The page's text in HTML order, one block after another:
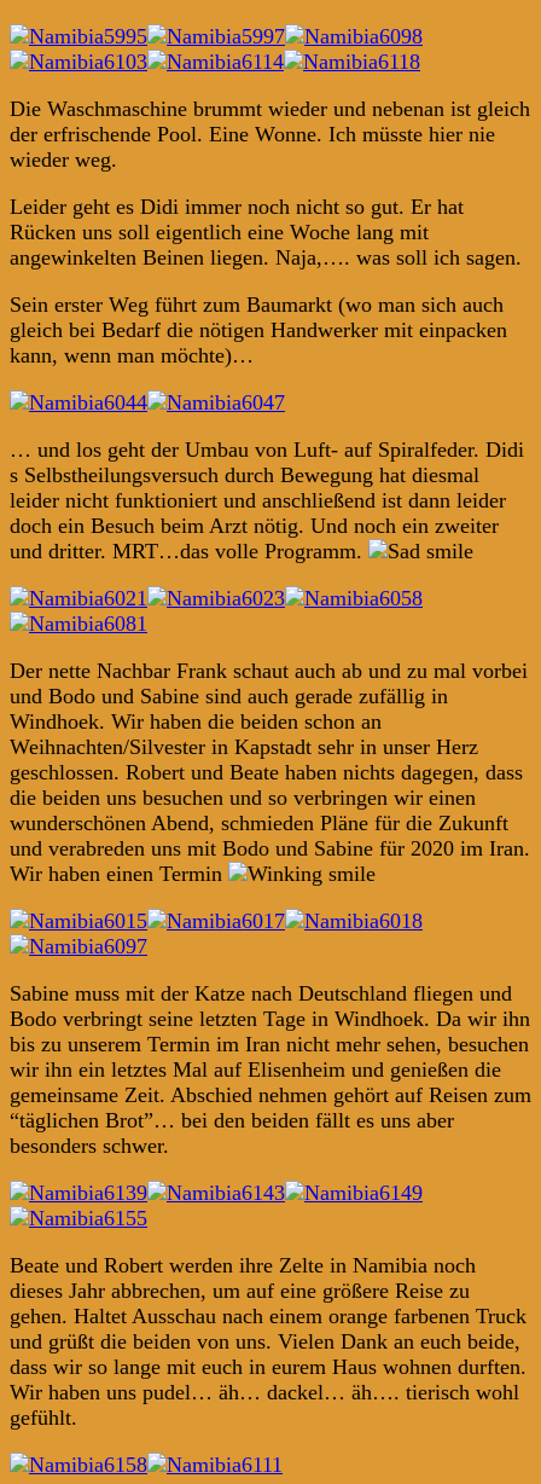
Die Waschmaschine brummt wieder und nebenan ist gleich
der erfrischende Pool. Eine Wonne. Ich müsste hier nie
wieder weg.
Leider geht es Didi immer noch nicht so gut. Er hat
Rücken uns soll eigentlich eine Woche lang mit
angewinkelten Beinen liegen. Naja,…. was soll ich sagen.
Sein erster Weg führt zum Baumarkt (wo man sich auch
gleich bei Bedarf die nötigen Handwerker mit einpacken
kann, wenn man möchte)…
… und los geht der Umbau von Luft- auf Spiralfeder. Didi
s Selbstheilungsversuch durch Bewegung hat diesmal
leider nicht funktioniert und anschließend ist dann leider
doch ein Besuch beim Arzt nötig. Und noch ein zweiter
und dritter. MRT…das volle Programm.
Der nette Nachbar Frank schaut auch ab und zu mal vorbei
und Bodo und Sabine sind auch gerade zufällig in
Windhoek. Wir haben die beiden schon an
Weihnachten/Silvester in Kapstadt sehr in unser Herz
geschlossen. Robert und Beate haben nichts dagegen, dass
die beiden uns besuchen und so verbringen wir einen
wunderschönen Abend, schmieden Pläne für die Zukunft
und verabreden uns mit Bodo und Sabine für 2020 im Iran.
Wir haben einen Termin
Sabine muss mit der Katze nach Deutschland fliegen und
Bodo verbringt seine letzten Tage in Windhoek. Da wir ihn
bis zu unserem Termin im Iran nicht mehr sehen, besuchen
wir ihn ein letztes Mal auf Elisenheim und genießen die
gemeinsame Zeit. Abschied nehmen gehört auf Reisen zum
“täglichen Brot”… bei den beiden fällt es uns aber
besonders schwer.
Beate und Robert werden ihre Zelte in Namibia noch
dieses Jahr abbrechen, um auf eine größere Reise zu
gehen. Haltet Ausschau nach einem orange farbenen Truck
und grüßt die beiden von uns. Vielen Dank an euch beide,
dass wir so lange mit euch in eurem Haus wohnen durften.
Wir haben uns pudel… äh… dackel… äh…. tierisch wohl
gefühlt.